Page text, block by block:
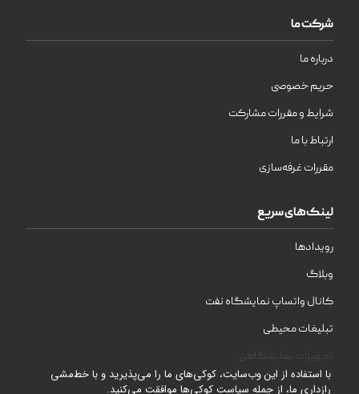
شرکت ما
درباره ما
حریم خصوصی
شرایط و مقررات مشارکت
ارتباط با ما
مقررات غرفه‌سازی
لینک‌های سریع
رویدادها
وبلاگ
کانال واتساپ نمایشگاه نفت
تبلیغات محیطی
با استفاده از این وب‌سایت، کوکی‌های ما را می‌پذیرید و با خط‌مشی
رازداری ما، از جمله سیاست کوکی‌ها موافقت می‌کنید.